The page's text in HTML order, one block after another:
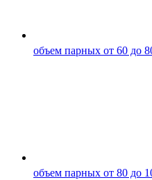
объем парных от 60 до
объем парных от 80 до